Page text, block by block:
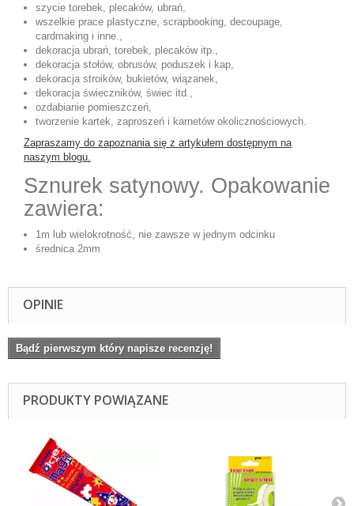
szycie torebek, plecaków, ubrań,
wszelkie prace plastyczne, scrapbooking, decoupage,
cardmaking i inne.,
dekoracja ubrań, torebek, plecaków itp.,
dekoracja stołów, obrusów, poduszek i kap,
dekoracja stroików, bukietów, wiązanek,
dekoracja świeczników, świec itd.,
ozdabianie pomieszczeń,
tworzenie kartek, zaproszeń i karnetów okolicznościowych.
Zapraszamy do zapoznania się z artykułem dostępnym na
naszym blogu.
Sznurek satynowy. Opakowanie
zawiera:
1m lub wielokrotność, nie zawsze w jednym odcinku
średnica 2mm
OPINIE
Bądź pierwszym który napisze recenzję!
PRODUKTY POWIĄZANE